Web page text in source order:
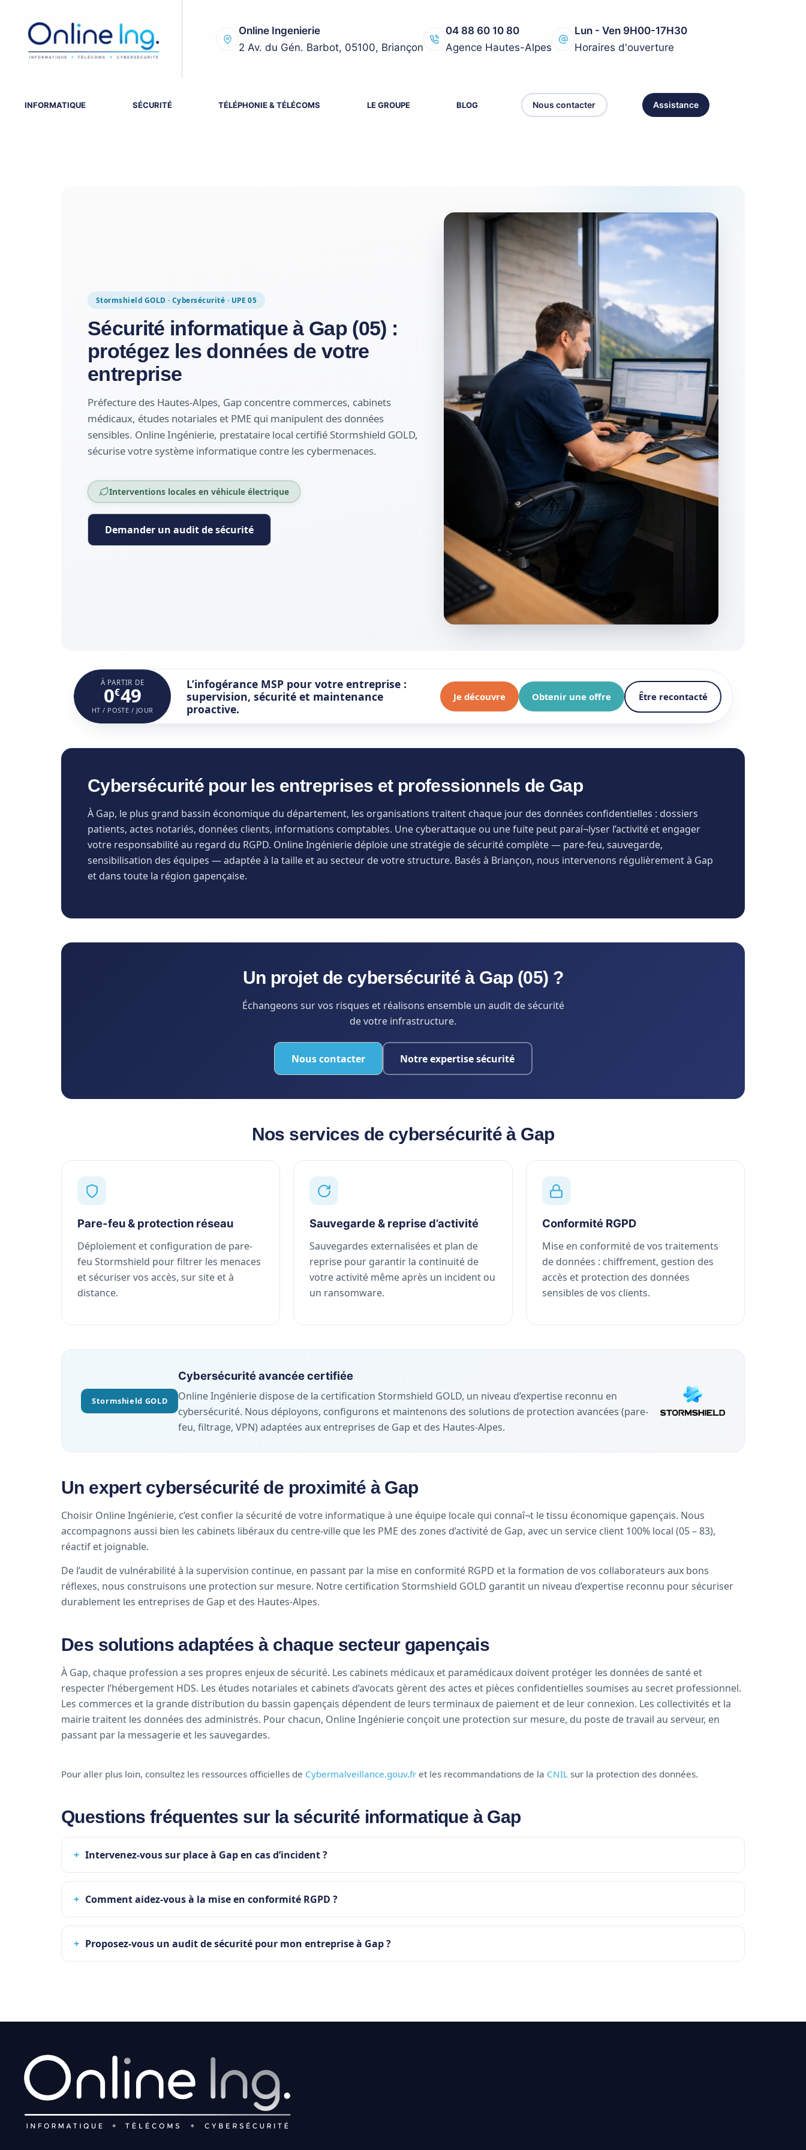
contenu
Online Ingenierie
2 Av. du Gén. Barbot, 05100, Briançon
04 88 60 10 80
Agence Hautes-Alpes
Lun - Ven 9H00-17H30
Horaires d'ouverture
INFORMATIQUE SÉCURITÉ TÉLÉPHONIE & TÉLÉCOMS LE GROUPE BLOG Nous contacter Assistance
Stormshield GOLD · Cybersécurité · UPE 05
Sécurité informatique à Gap (05) :
protégez les données de votre
entreprise
Préfecture des Hautes-Alpes, Gap concentre commerces, cabinets
médicaux, études notariales et PME qui manipulent des données
sensibles. Online Ingénierie, prestataire local certifié Stormshield GOLD,
sécurise votre système informatique contre les cybermenaces.
Interventions locales en véhicule électrique
Demander un audit de sécurité
À PARTIR DE
0€49
HT / POSTE / JOUR
L’infogérance MSP pour votre entreprise :
supervision, sécurité et maintenance
proactive.
Je découvre Obtenir une offre Être recontacté
Cybersécurité pour les entreprises et professionnels de Gap
À Gap, le plus grand bassin économique du département, les organisations traitent chaque jour des données confidentielles : dossiers
patients, actes notariés, données clients, informations comptables. Une cyberattaque ou une fuite peut paraí¬lyser l’activité et engager
votre responsabilité au regard du RGPD. Online Ingénierie déploie une stratégie de sécurité complète — pare-feu, sauvegarde,
sensibilisation des équipes — adaptée à la taille et au secteur de votre structure. Basés à Briançon, nous intervenons régulièrement à Gap
et dans toute la région gapençaise.
Un projet de cybersécurité à Gap (05) ?
Échangeons sur vos risques et réalisons ensemble un audit de sécurité
de votre infrastructure.
Nous contacter Notre expertise sécurité
Nos services de cybersécurité à Gap
Pare-feu & protection réseau
Déploiement et configuration de pare-
feu Stormshield pour filtrer les menaces
et sécuriser vos accès, sur site et à
distance.
Sauvegarde & reprise d’activité
Sauvegardes externalisées et plan de
reprise pour garantir la continuité de
votre activité même après un incident ou
un ransomware.
Conformité RGPD
Mise en conformité de vos traitements
de données : chiffrement, gestion des
accès et protection des données
sensibles de vos clients.
Stormshield GOLD
Cybersécurité avancée certifiée
Online Ingénierie dispose de la certification Stormshield GOLD, un niveau d’expertise reconnu en
cybersécurité. Nous déployons, configurons et maintenons des solutions de protection avancées (pare-
feu, filtrage, VPN) adaptées aux entreprises de Gap et des Hautes-Alpes.
Un expert cybersécurité de proximité à Gap
Choisir Online Ingénierie, c’est confier la sécurité de votre informatique à une équipe locale qui connaî¬t le tissu économique gapençais. Nous
accompagnons aussi bien les cabinets libéraux du centre-ville que les PME des zones d’activité de Gap, avec un service client 100% local (05 – 83),
réactif et joignable.
De l’audit de vulnérabilité à la supervision continue, en passant par la mise en conformité RGPD et la formation de vos collaborateurs aux bons
réflexes, nous construisons une protection sur mesure. Notre certification Stormshield GOLD garantit un niveau d’expertise reconnu pour sécuriser
durablement les entreprises de Gap et des Hautes-Alpes.
Des solutions adaptées à chaque secteur gapençais
À Gap, chaque profession a ses propres enjeux de sécurité. Les cabinets médicaux et paramédicaux doivent protéger les données de santé et
respecter l’hébergement HDS. Les études notariales et cabinets d’avocats gèrent des actes et pièces confidentielles soumises au secret professionnel.
Les commerces et la grande distribution du bassin gapençais dépendent de leurs terminaux de paiement et de leur connexion. Les collectivités et la
mairie traitent les données des administrés. Pour chacun, Online Ingénierie conçoit une protection sur mesure, du poste de travail au serveur, en
passant par la messagerie et les sauvegardes.
Pour aller plus loin, consultez les ressources officielles de Cybermalveillance.gouv.fr et les recommandations de la CNIL sur la protection des données.
Questions fréquentes sur la sécurité informatique à Gap
Intervenez-vous sur place à Gap en cas d’incident ?
Comment aidez-vous à la mise en conformité RGPD ?
Proposez-vous un audit de sécurité pour mon entreprise à Gap ?